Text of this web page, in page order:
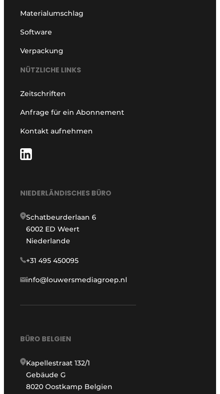
Materialumschlag
Software
Verpackung
NÜTZLICHE LINKS
Zeitschriften
Anfrage für ein Abonnement
Kontakt aufnehmen
NIEDERLÄNDISCHES BÜRO
Schatbeurderlaan 6
6002 ED Weert
Niederlande
+31 495 450095
info@louwersmediagroep.nl
BÜRO BELGIEN
Kapellestraat 132/1
Gebäude G
8020 Oostkamp Belgien